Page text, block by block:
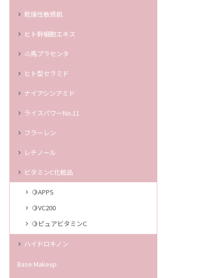
乾燥性敏感肌
ヒト幹細胞エキス
🐴馬プラセンタ
ヒト型セラミド
ナイアシンアミド
ライスパワーNo.11
フラーレン
レチノール
ビタミンC化粧品
🍋APPS
🍋VC200
🍋ピュアビタミンC
ハイドロキノン
Base Makeup